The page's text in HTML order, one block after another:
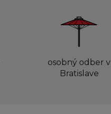
osobný odber v
Bratislave